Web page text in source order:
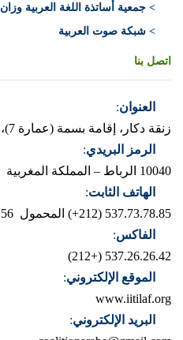
> جمعية أساتذة اللغة العربية وزان
> شبكة صوت العربية
اتصل بنا
العنوان:
زنقة دكار، إقامة بسمة (عمارة 7)، شقة 2، حي المحيط – الرباط
الرمز البريدي:
10040 الرباط – المملكة المغربية
الهاتف الثابت:
537.73.78.85 (212+)
المحمول 666.47.73.56 (212+)
الفاكس:
537.26.26.42 (+212)
الموقع الإلكتروني:
www.iitilaf.org
البريد الإلكتروني: